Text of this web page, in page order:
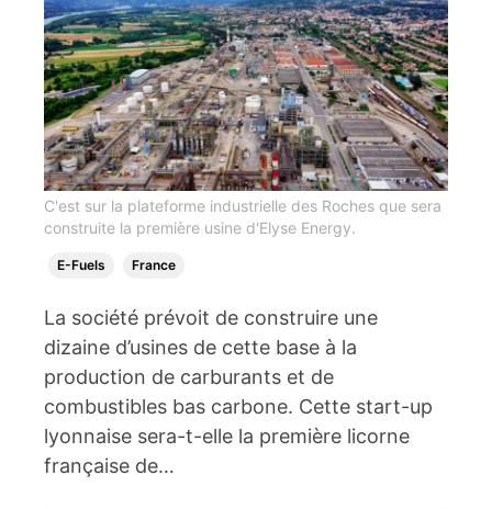
C'est sur la plateforme industrielle des Roches que sera
construite la première usine d'Elyse Energy.
E-Fuels France
La société prévoit de construire une
dizaine d’usines de cette base à la
production de carburants et de
combustibles bas carbone. Cette start-up
lyonnaise sera-t-elle la première licorne
française de…